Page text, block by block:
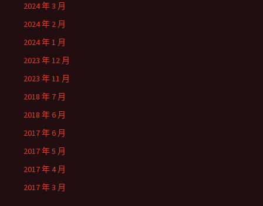
2024 年 3 月
2024 年 2 月
2024 年 1 月
2023 年 12 月
2023 年 11 月
2018 年 7 月
2018 年 6 月
2017 年 6 月
2017 年 5 月
2017 年 4 月
2017 年 3 月